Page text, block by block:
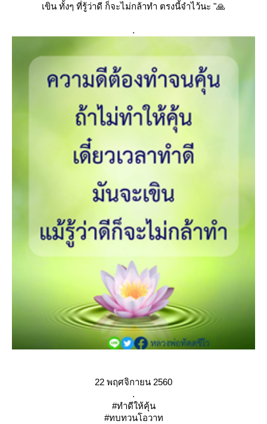
เขิน ทั้งๆ ที่รู้ว่าดี ก็จะไม่กล้าทำ ตรงนี้จำไว้นะ "🙏
.
22 พฤศจิกายน 2560
.
#ทำดีให้คุ้น
#ทบทวนโอวาท